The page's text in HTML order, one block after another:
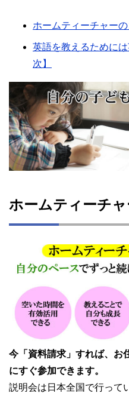
ホームティーチャーの
英語を教えるために
次】
ホームティーチ
今「資料請求」すれば、お
にすぐ参加できます。
説明会は日本全国で行って